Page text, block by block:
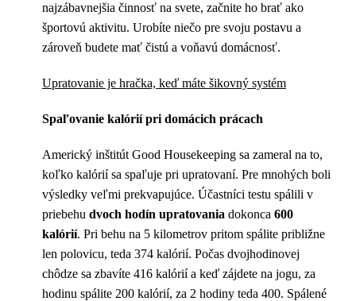
najzábavnejšia činnosť na svete, začnite ho brať ako
športovú aktivitu. Urobíte niečo pre svoju postavu a
zároveň budete mať čistú a voňavú domácnosť.
Upratovanie je hračka, keď máte šikovný systém
Spaľovanie kalórií pri domácich prácach
Americký inštitút Good Housekeeping sa zameral na to,
koľko kalórií sa spaľuje pri upratovaní. Pre mnohých boli
výsledky veľmi prekvapujúce. Účastníci testu spálili v
priebehu dvoch hodín upratovania dokonca 600
kalórií. Pri behu na 5 kilometrov pritom spálite približne
len polovicu, teda 374 kalórií. Počas dvojhodinovej
chôdze sa zbavíte 416 kalórií a keď zájdete na jogu, za
hodinu spálite 200 kalórií, za 2 hodiny teda 400. Spálené